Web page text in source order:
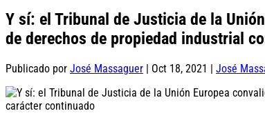
Y sí: el Tribunal de Justicia de la
de derechos de propiedad industrial
Publicado por José Massaguer Oct 18, 2021 José